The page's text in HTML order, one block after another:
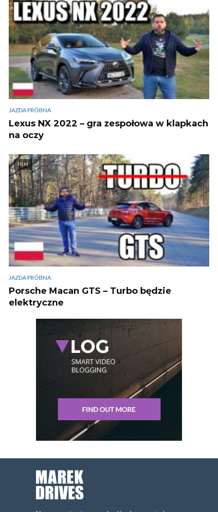
JAZDA PRÓBNA
Lexus NX 2022 – gra zespołowa w klapkach
na oczy
FILM
JAZDA PRÓBNA
Porsche Macan GTS – Turbo będzie
elektryczne